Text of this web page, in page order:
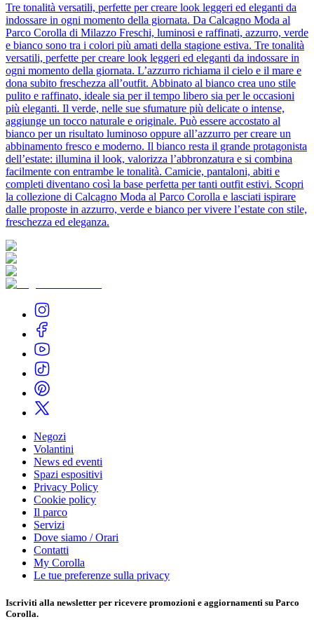
Tre tonalità versatili, perfette per creare look leggeri ed eleganti da
indossare in ogni momento della giornata. Da Calcagno Moda al
Parco Corolla di Milazzo Freschi, luminosi e raffinati, azzurro, verde
e bianco sono tra i colori più amati della stagione estiva. Tre tonalità
versatili, perfette per creare look leggeri ed eleganti da indossare in
ogni momento della giornata. L’azzurro richiama il cielo e il mare e
dona subito freschezza all’outfit. Abbinato al bianco crea uno stile
pulito e raffinato, ideale sia per il tempo libero sia per le occasioni
più eleganti. Il verde, nelle sue sfumature più delicate o intense,
aggiunge un tocco naturale e originale. Può essere accostato al
bianco per un risultato luminoso oppure all’azzurro per creare un
abbinamento fresco e moderno. Il bianco resta il grande protagonista
dell’estate: illumina il look, valorizza l’abbronzatura e si combina
facilmente con entrambe le tonalità. Camicie, pantaloni, abiti e
completi diventano così la base perfetta per tanti outfit estivi. Scopri
la collezione di Calcagno Moda al Parco Corolla e lasciati ispirare
dalle proposte in azzurro, verde e bianco per vivere l’estate con stile,
freschezza ed eleganza.
Negozi
Volantini
News ed eventi
Spazi espositivi
Privacy Policy
Cookie policy
Il parco
Servizi
Dove siamo / Orari
Contatti
My Corolla
Le tue preferenze sulla privacy
Iscriviti alla newsletter per ricevere promozioni e aggiornamenti su Parco
Corolla.